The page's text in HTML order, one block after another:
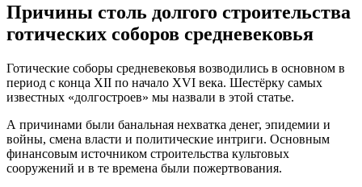
Причины столь долгого строительства
готических соборов средневековья
Готические соборы средневековья возводились в основном в
период с конца XII по начало XVI века. Шестёрку самых
известных «долгостроев» мы назвали в этой статье.
А причинами были банальная нехватка денег, эпидемии и
войны, смена власти и политические интриги. Основным
финансовым источником строительства культовых
сооружений и в те времена были пожертвования.